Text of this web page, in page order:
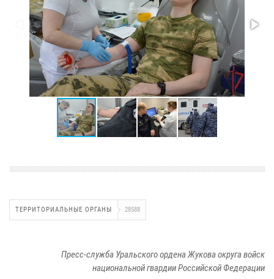
ТЕРРИТОРИАЛЬНЫЕ ОРГАНЫ 28588
Пресс-служба Уральского ордена Жукова округа войск
национальной гвардии Российской Федерации